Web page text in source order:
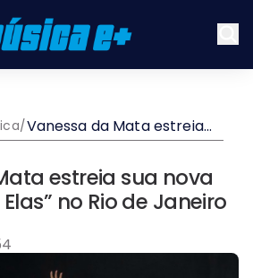
/Vanessa da Mata estreia
sua nova turnê: “Todas
estreia sua nova
no Rio de Janeiro